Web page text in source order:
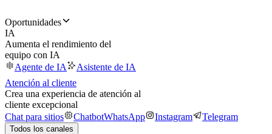
Oportunidades
IA
Aumenta el rendimiento del
equipo con IA
Agente de IA
Asistente de IA
Atención al cliente
Crea una experiencia de atención al
cliente excepcional
Chat para sitios
ChatbotWhatsApp Instagram Telegram
Todos los canales